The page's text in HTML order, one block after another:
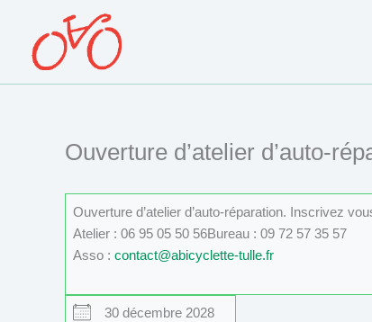
contenu
Ouverture d’atelier d’auto-
Ouverture d’atelier d’auto-réparation. Inscrivez
Atelier : 06 95 05 50 56Bureau : 09 72 57 35 57
Asso : contact@abicyclette-tulle.fr
30 décembre 2028